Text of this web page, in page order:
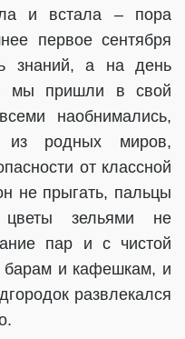
и встала – пора
первое сентября
знаний, а на день
мы пришли в свой
наобнимались,
из родных миров,
от классной
не прыгать, пальцы
зельями не
пар и с чистой
барам и кафешкам, и
развлекался